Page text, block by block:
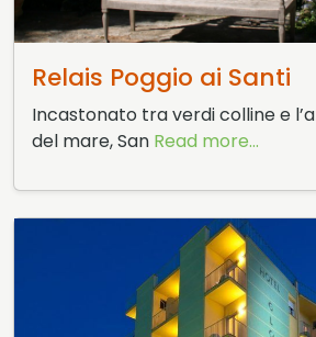
10 Aprile 2015
Relais Poggio ai Santi
Incastonato tra verdi colline e
del mare, San Read more...